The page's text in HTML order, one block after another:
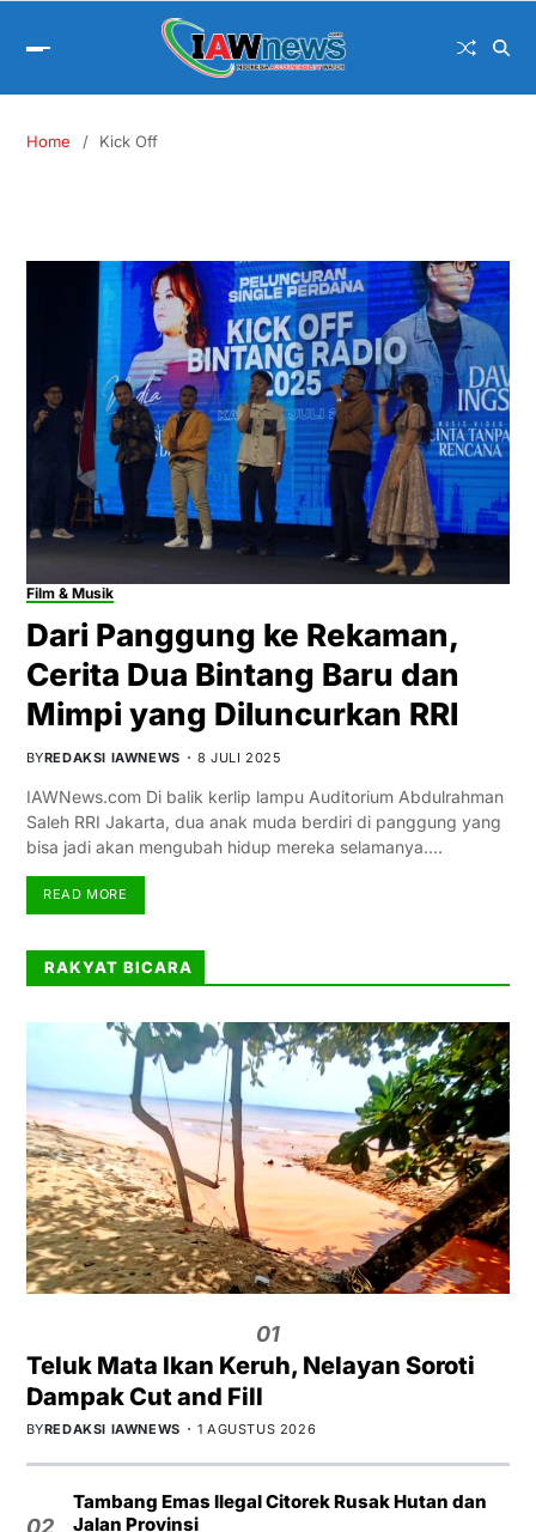
Home Kick Off
Film & Musik
Dari Panggung ke Rekaman,
Cerita Dua Bintang Baru dan
Mimpi yang Diluncurkan RRI
BYREDAKSI IAWNEWS 8 JULI 2025
IAWNews.com Di balik kerlip lampu Auditorium Abdulrahman
Saleh RRI Jakarta, dua anak muda berdiri di panggung yang
bisa jadi akan mengubah hidup mereka selamanya.…
READ MORE
RAKYAT BICARA
01
Teluk Mata Ikan Keruh, Nelayan Soroti
Dampak Cut and Fill
BYREDAKSI IAWNEWS 1 AGUSTUS 2026
02
Tambang Emas Ilegal Citorek Rusak Hutan dan
Jalan Provinsi